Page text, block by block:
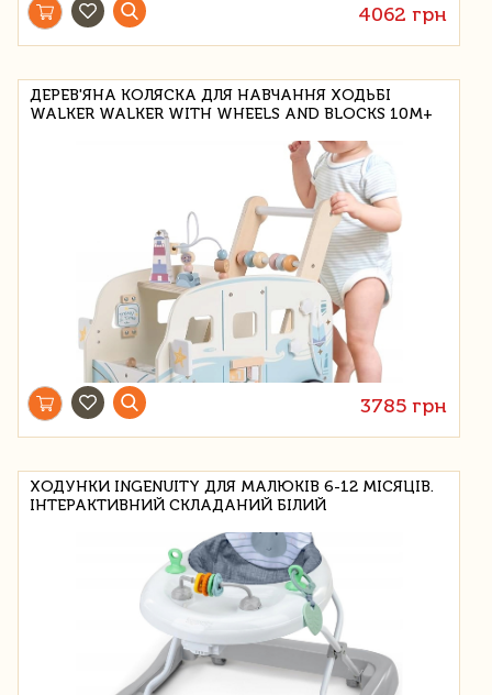
4062 грн
ДЕРЕВ'ЯНА КОЛЯСКА ДЛЯ НАВЧАННЯ ХОДЬБІ
WALKER WALKER WITH WHEELS AND BLOCKS 10M+
3785 грн
ХОДУНКИ INGENUITY ДЛЯ МАЛЮКІВ 6-12 МІСЯЦІВ.
ІНТЕРАКТИВНИЙ СКЛАДАНИЙ БІЛИЙ